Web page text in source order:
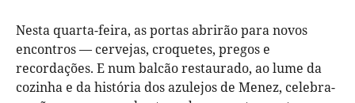
Nesta quarta-feira, as portas abrirão para novos
encontros — cervejas, croquetes, pregos e
recordações. E num balcão restaurado, ao lume da
cozinha e da história dos azulejos de Menez, celebra-